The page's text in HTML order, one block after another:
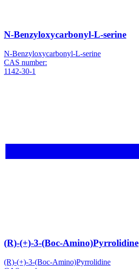
N-Benzyloxycarbonyl-L-serine
N-Benzyloxycarbonyl-L-serine
CAS number:
1142-30-1
(R)-(+)-3-(Boc-Amino)Pyrrolidine
(R)-(+)-3-(Boc-Amino)Pyrrolidine